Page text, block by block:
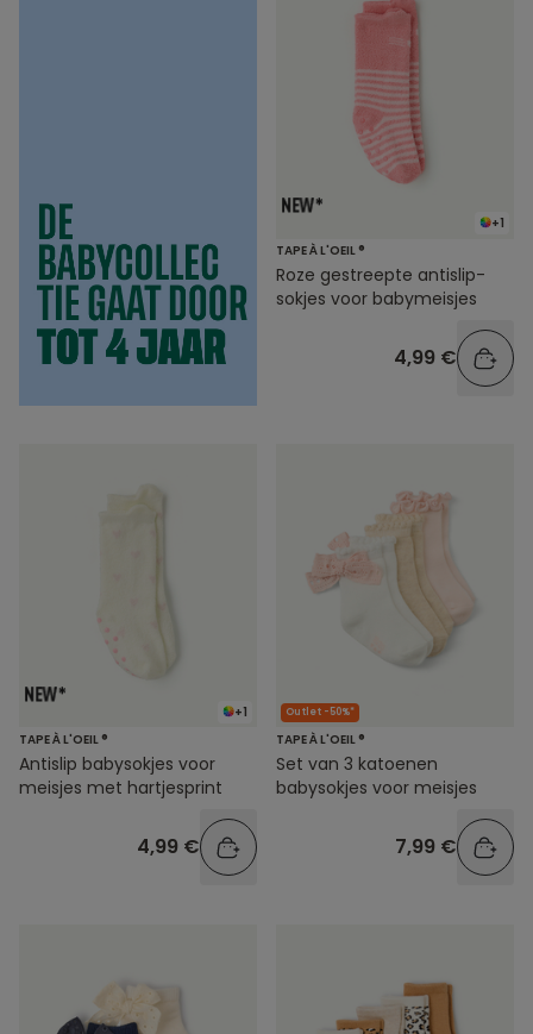
+1
TAPE À L'OEIL ®
Roze gestreepte antislip-
sokjes voor babymeisjes
4,99 €
+1
TAPE À L'OEIL ®
Antislip babysokjes voor
meisjes met hartjesprint
4,99 €
Outlet -50%*
TAPE À L'OEIL ®
Set van 3 katoenen
babysokjes voor meisjes
7,99 €